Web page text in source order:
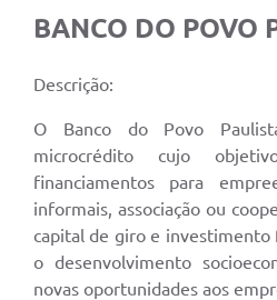
BANCO DO POVO
Descrição:
O Banco do Povo
microcrédito cujo
financiamentos para
informais, associação ou
capital de giro e investimento
o desenvolvimento
novas oportunidades aos